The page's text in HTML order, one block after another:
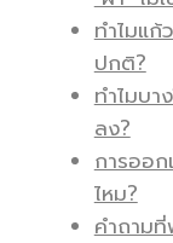
ทำไมแ
ปกติ?
ทำไมบา
ลง?
การออ
ไหม?
คำถาม